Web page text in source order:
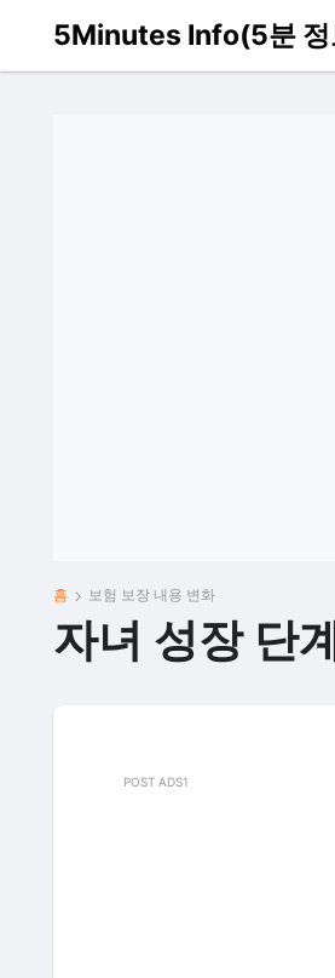
5Minutes Info(5분 정
홈 보험 보장 내용 변화
자녀 성장 단
POST ADS1